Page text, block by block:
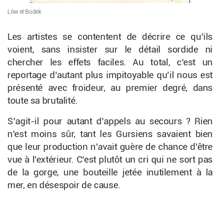
Löw et Bodek
Les artistes se contentent de décrire ce qu’ils
voient, sans insister sur le détail sordide ni
chercher les effets faciles. Au total, c’est un
reportage d’autant plus impitoyable qu’il nous est
présenté avec froideur, au premier degré, dans
toute sa brutalité.
S’agit-il pour autant d’appels au secours ? Rien
n’est moins sûr, tant les Gursiens savaient bien
que leur production n’avait guère de chance d’être
vue à l’extérieur. C’est plutôt un cri qui ne sort pas
de la gorge, une bouteille jetée inutilement à la
mer, en désespoir de cause.